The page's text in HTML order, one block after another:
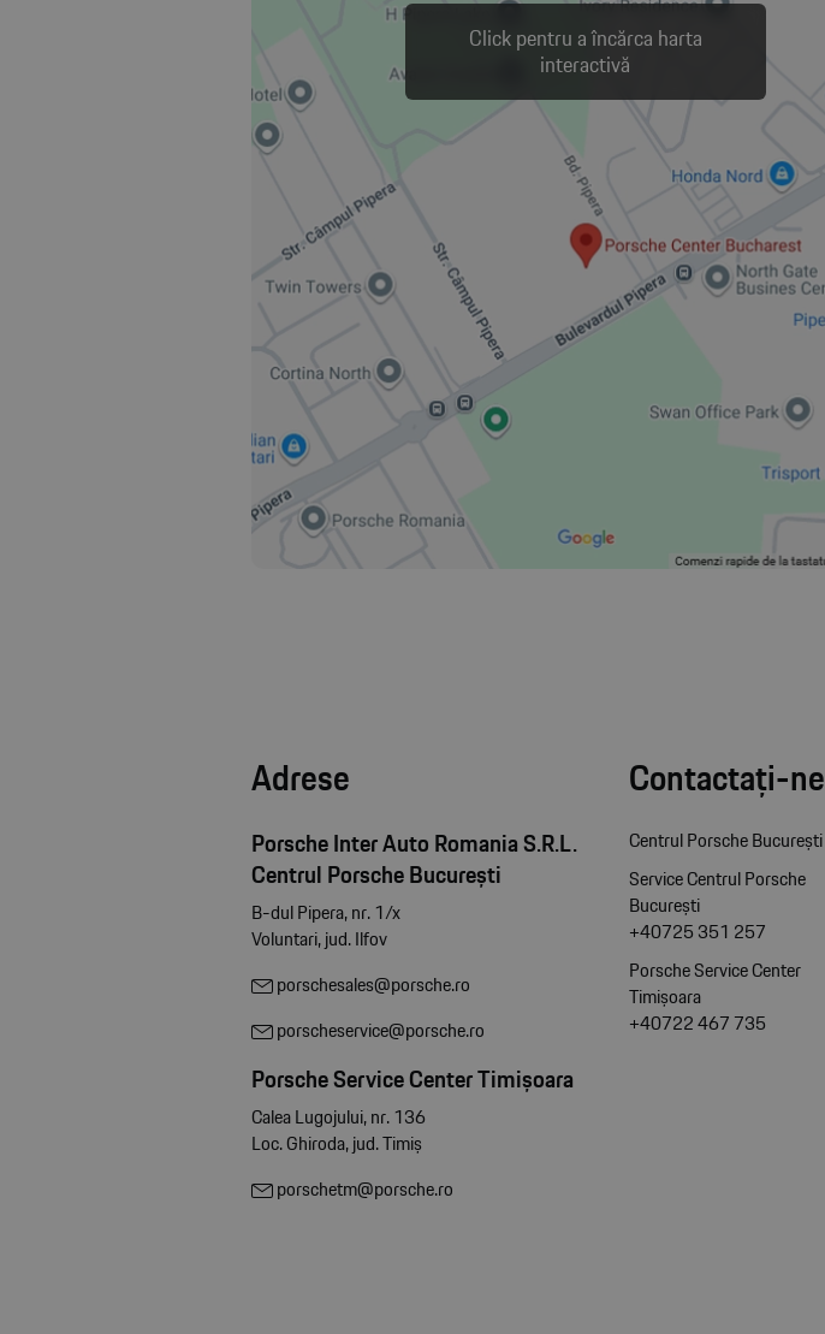
Click pentru a încărca harta
interactivă
Adrese
Porsche Inter Auto Romania S.R.L.
Centrul Porsche București
B-dul Pipera, nr. 1/x
Voluntari, jud. Ilfov
porschesales@porsche.ro
porscheservice@porsche.ro
Porsche Service Center Timișoara
Calea Lugojului, nr. 136
Loc. Ghiroda, jud. Timiș
porschetm@porsche.ro
Contactați-ne
Centrul Porsche București
Service Centrul Porsche
București
+40725 351 257
Porsche Service Center
Timișoara
+40722 467 735